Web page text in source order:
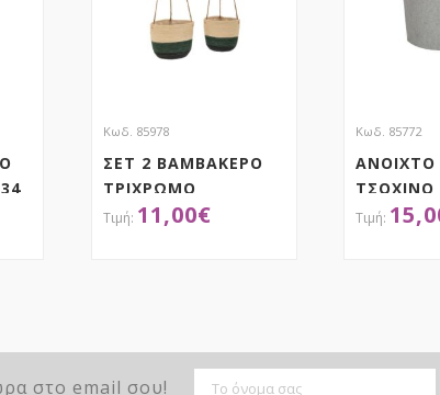
Κωδ. 85978
ΣΕΤ 2 ΒΑΜΒΑΚΕΡΟ
ΤΡΙΧΡΩΜΟ
ΚΡΕΜΑΣΤΟ ΚΑΛΑΘΙ
11,00€
Κωδ. 85772
ΑΝΟΙΧΤΟ
ΤΣΟΧΙΝΟ
στο email σου!